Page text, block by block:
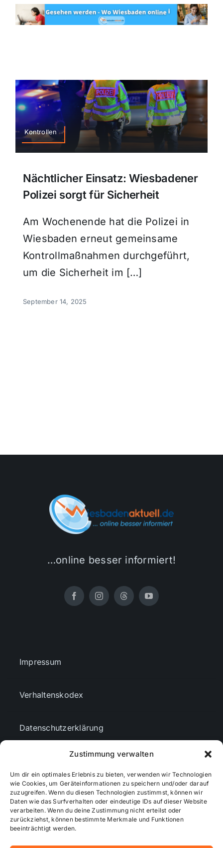
Zustimmung verwalten
Um dir ein optimales Erlebnis zu bieten, verwenden wir Technologien
wie Cookies, um Geräteinformationen zu speichern und/oder darauf
zuzugreifen. Wenn du diesen Technologien zustimmst, können wir
Daten wie das Surfverhalten oder eindeutige IDs auf dieser Website
verarbeiten. Wenn du deine Zustimmung nicht erteilst oder
zurückziehst, können bestimmte Merkmale und Funktionen
beeinträchtigt werden.
Kontrollen
Nächtlicher Einsatz: Wiesbadener
Polizei sorgt für Sicherheit
Am Wochenende hat die Polizei in
Wiesbaden erneut gemeinsame
Kontrollmaßnahmen durchgeführt,
um die Sicherheit im […]
September 14, 2025
…online besser informiert!
Impressum
Verhaltenskodex
Datenschutzerklärung
Cookie-Richtlinie (EU)
Mediendaten